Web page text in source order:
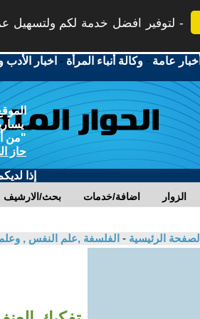
لتوفير افضل خدمة لكم ولتسهيل
أخبار عامة -وكالة أنباء المرأة - اخبار الأدب
"من
حاز
إذا
بحث/الارشيف اضافة/خدمات الزوار
الصفحة الرئيسية - الفلسفة ,علم النفس ,